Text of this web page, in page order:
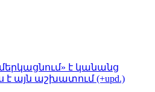
է կանանց
է այն աշխատում (+upd.)